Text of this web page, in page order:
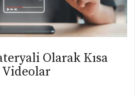
Olarak Kısa
Videolar